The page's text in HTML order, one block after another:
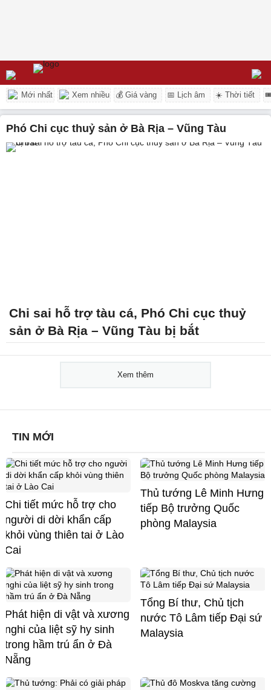
Mới nhất Xem nhiều 💰 Giá vàng 📅 Lịch âm ☀️ Thời tiết
Phó Chi cục thuỷ sản ở Bà Rịa – Vũng Tàu
Chi sai hỗ trợ tàu cá, Phó Chi cục thuỷ
sản ở Bà Rịa – Vũng Tàu bị bắt
Xem thêm
TIN MỚI
Chi tiết mức hỗ trợ cho
người di dời khẩn cấp
khỏi vùng thiên tai ở Lào
Cai
Thủ tướng Lê Minh Hưng
tiếp Bộ trưởng Quốc
phòng Malaysia
Phát hiện di vật và xương
nghi của liệt sỹ hy sinh
trong hầm trú ẩn ở Đà
Nẵng
Tổng Bí thư, Chủ tịch
nước Tô Lâm tiếp Đại sứ
Malaysia